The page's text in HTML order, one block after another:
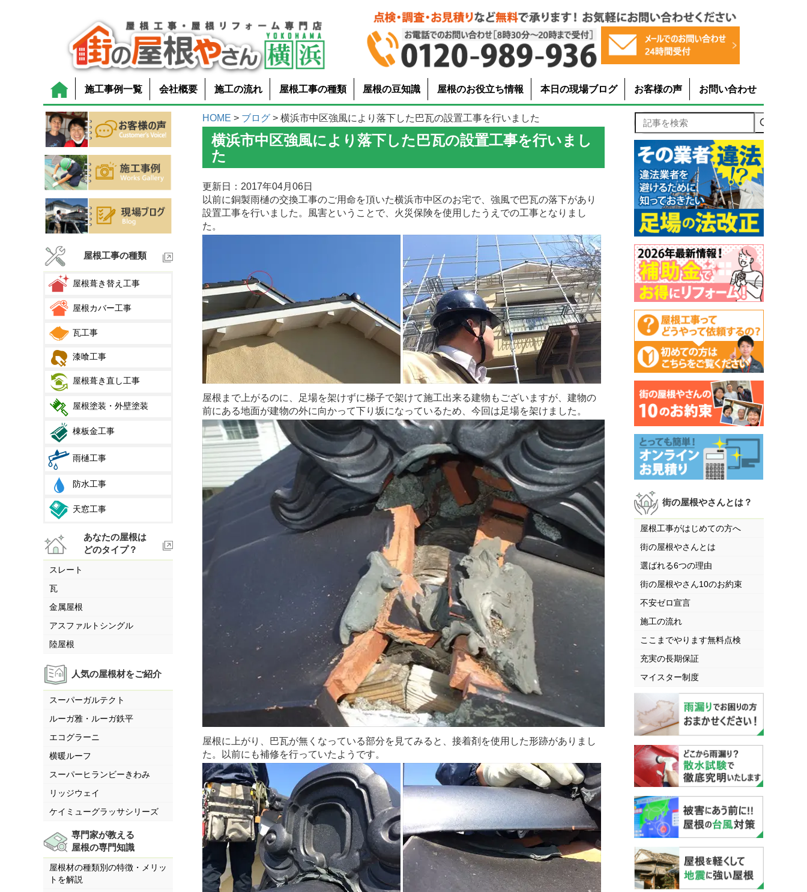
施工事例一覧 会社概要 施工の流れ 屋根工事の種類 屋根の豆知識 屋根のお役立ち情報 本日の現場ブログ お客様の声 お問い合わせ
屋根工事の種類
屋根葺き替え工事
屋根カバー工事
瓦工事
漆喰工事
屋根葺き直し工事
屋根塗装・外壁塗装
棟板金工事
雨樋工事
防水工事
天窓工事
あなたの屋根は
どのタイプ？
スレート
瓦
金属屋根
アスファルトシングル
陸屋根
人気の屋根材をご紹介
スーパーガルテクト
ルーガ雅・ルーガ鉄平
エコグラーニ
横暖ルーフ
スーパーヒランビーきわみ
リッジウェイ
ケイミューグラッサシリーズ
専門家が教える
屋根の専門知識
屋根材の種類別の特徴・メリッ
トを解説
HOME > ブログ > 横浜市中区強風により落下した巴瓦の設置工事を行いました
横浜市中区強風により落下した巴瓦の設置工事を行いまし
た
更新日：2017年04月06日
以前に銅製雨樋の交換工事のご用命を頂いた横浜市中区のお宅で、強風で巴瓦の落下があり
設置工事を行いました。風害ということで、火災保険を使用したうえでの工事となりまし
た。
屋根まで上がるのに、足場を架けずに梯子で架けて施工出来る建物もございますが、建物の
前にある地面が建物の外に向かって下り坂になっているため、今回は足場を架けました。
屋根に上がり、巴瓦が無くなっている部分を見てみると、接着剤を使用した形跡がありまし
た。以前にも補修を行っていたようです。
記事を検索
街の屋根やさんとは？
屋根工事がはじめての方へ
街の屋根やさんとは
選ばれる6つの理由
街の屋根やさん10のお約束
不安ゼロ宣言
施工の流れ
ここまでやります無料点検
充実の長期保証
マイスター制度